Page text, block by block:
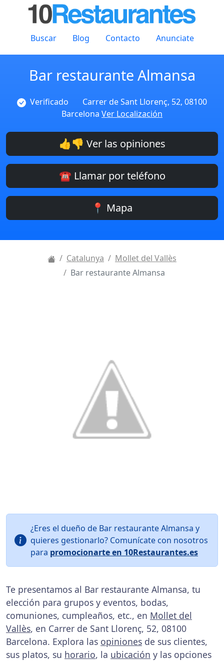
Buscar Blog Contacto Anunciate
Bar restaurante Almansa
Verificado
Carrer de Sant Llorenç, 52, 08100
Barcelona Ver Localización
👍👎 Ver las opiniones
☎️ Llamar por teléfono
📍 Mapa
Catalunya
Mollet del Vallès
Bar restaurante Almansa
¿Eres el dueño de Bar restaurante Almansa y
quieres gestionarlo? Comunícate con nosotros
para promocionarte en 10Restaurantes.es
Te presentamos al Bar restaurante Almansa, tu
elección para grupos y eventos, bodas,
comuniones, cumpleaños, etc., en Mollet del
Vallès, en Carrer de Sant Llorenç, 52, 08100
Barcelona. Explora las opiniones de sus clientes,
sus platos, su horario, la ubicación y las opciones